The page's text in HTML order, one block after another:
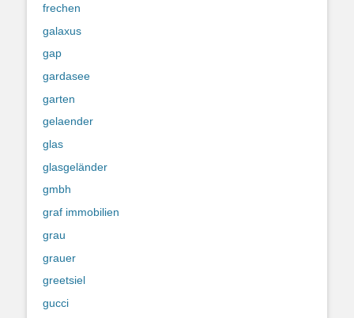
frechen
galaxus
gap
gardasee
garten
gelaender
glas
glasgeländer
gmbh
graf immobilien
grau
grauer
greetsiel
gucci